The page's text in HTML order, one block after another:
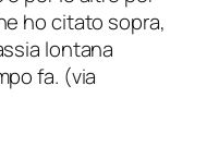
ho citato sopra,
lontana
fa. (via